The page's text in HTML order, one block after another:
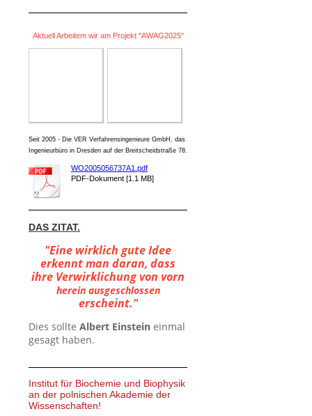
Aktuell Arbeitem wir am Projekt "AWAG2025"
Seit 2005 - Die VER Verfahrensingenieure GmbH, das
Ingenieurbüro in Dresden auf der Breitscheidstraße 78.
WO2005056737A1.pdf
PDF-Dokument [1.1 MB]
DAS ZITAT.
"Eine wirklich gute Idee
erkennt man daran, dass
ihre Verwirklichung von vorn
herein ausgeschlossen
erscheint."
Dies sollte Albert Einstein einmal
gesagt haben.
Institut für Biochemie und Biophysik
an der polnischen Akademie der
Wissenschaften!